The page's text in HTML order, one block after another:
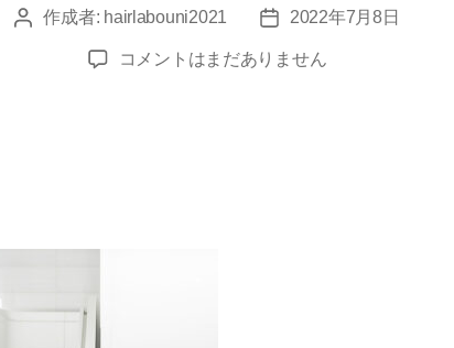
作成者: hairlabouni2021 2022年7月8日
コメントはまだありません